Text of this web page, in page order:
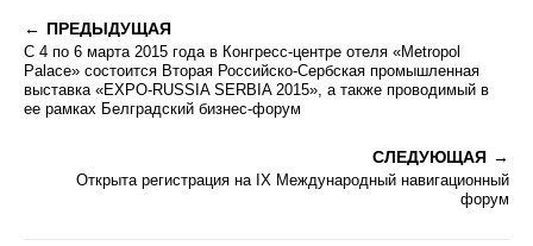
ПРЕДЫДУЩАЯ
С 4 по 6 марта 2015 года в Конгресс-центре отеля «Metropol
Palace» состоится Вторая Российско-Сербская промышленная
выставка «EXPO-RUSSIA SERBIA 2015», а также проводимый в
ее рамках Белградский бизнес-форум
СЛЕДУЮЩАЯ
Открыта регистрация на IX Международный навигационный
форум